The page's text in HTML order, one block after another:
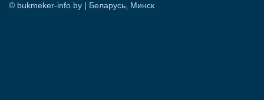
© bukmeker-info.by | Беларусь, Минск